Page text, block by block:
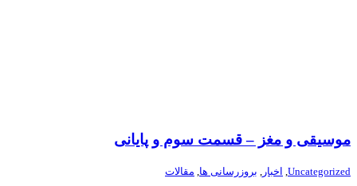
موسیقی و مغز – قسمت سوم و پایانی
Uncategorized اخبار بروزرسانی ها مقالات